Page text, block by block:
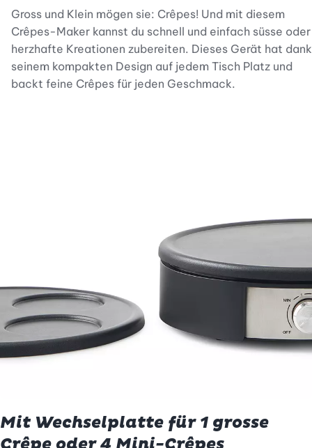
Gross und Klein mögen sie: Crêpes! Und mit diesem
Crêpes-Maker kannst du schnell und einfach süsse oder
herzhafte Kreationen zubereiten. Dieses Gerät hat dank
seinem kompakten Design auf jedem Tisch Platz und
backt feine Crêpes für jeden Geschmack.
Mit Wechselplatte für 1 grosse